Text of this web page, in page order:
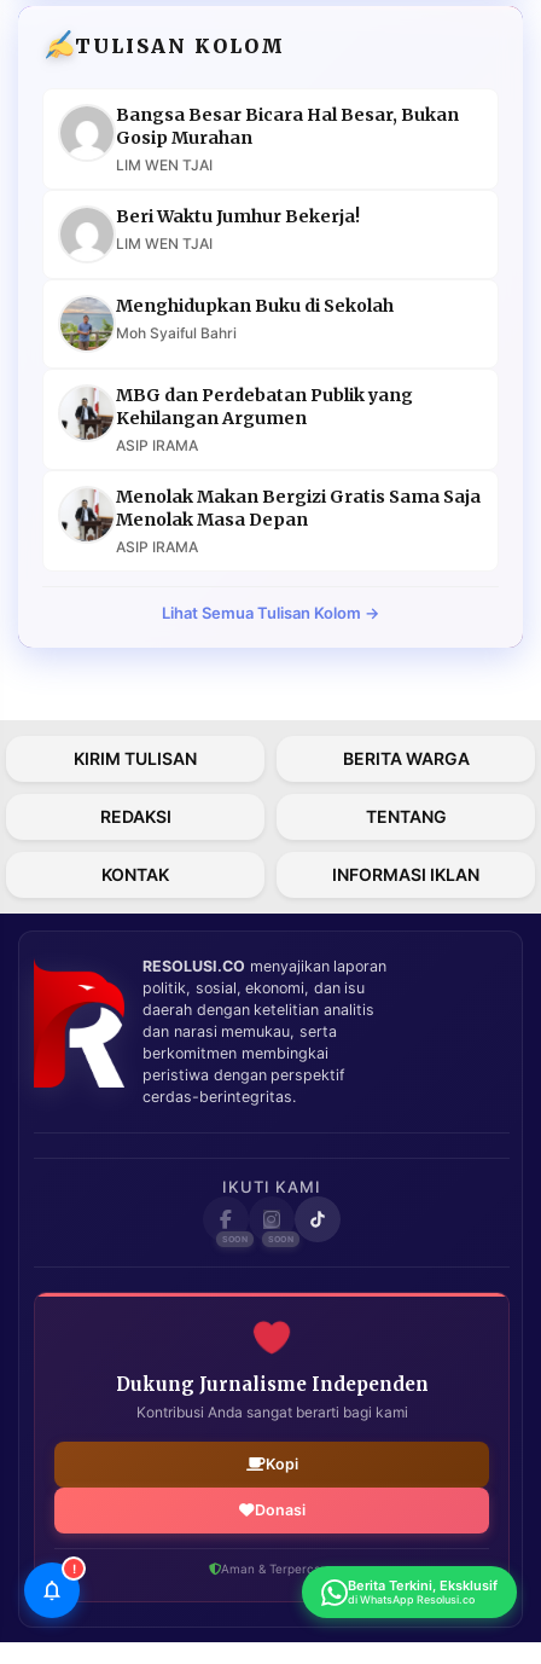
TULISAN KOLOM
Bangsa Besar Bicara Hal Besar, Bukan
Gosip Murahan
LIM WEN TJAI
Beri Waktu Jumhur Bekerja!
LIM WEN TJAI
Menghidupkan Buku di Sekolah
Moh Syaiful Bahri
MBG dan Perdebatan Publik yang
Kehilangan Argumen
ASIP IRAMA
Menolak Makan Bergizi Gratis Sama Saja
Menolak Masa Depan
ASIP IRAMA
Lihat Semua Tulisan Kolom →
KIRIM TULISAN BERITA WARGA
REDAKSI TENTANG
KONTAK INFORMASI IKLAN
RESOLUSI.CO menyajikan laporan
politik, sosial, ekonomi, dan isu
daerah dengan ketelitian analitis
dan narasi memukau, serta
berkomitmen membingkai
peristiwa dengan perspektif
cerdas-berintegritas.
IKUTI KAMI
Dukung Jurnalisme Independen
Kontribusi Anda sangat berarti bagi kami
Kopi
Donasi
Aman & Terpercaya
!
Berita Terkini, Eksklusif
di WhatsApp Resolusi.co